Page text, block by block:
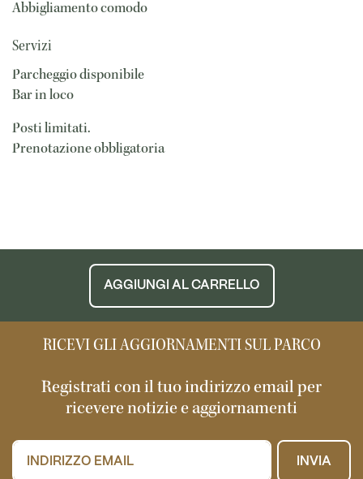
Abbigliamento comodo
Servizi
Parcheggio disponibile
Bar in loco
Posti limitati.
Prenotazione obbligatoria
AGGIUNGI AL CARRELLO
RICEVI GLI AGGIORNAMENTI SUL PARCO
Registrati con il tuo indirizzo email per
ricevere notizie e aggiornamenti
INVIA